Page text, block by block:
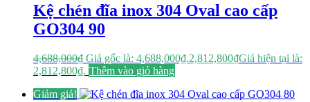
Kệ chén đĩa inox 304 Oval cao cấp
GO304 90
4,688,000₫ Giá gốc là: 4,688,000₫.2,812,800₫Giá hiện tại là:
2,812,800₫. Thêm vào giỏ hàng
Giảm giá!